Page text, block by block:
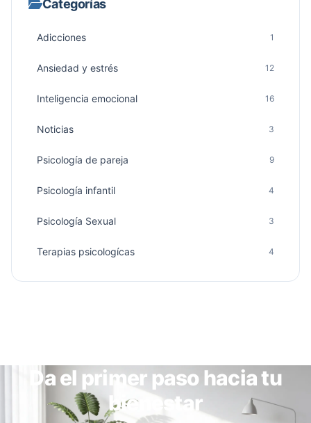
Categorías
Adicciones 1
Ansiedad y estrés 12
Inteligencia emocional 16
Noticias 3
Psicología de pareja 9
Psicología infantil 4
Psicología Sexual 3
Terapias psicologícas 4
Da el primer paso hacia tu
bienestar